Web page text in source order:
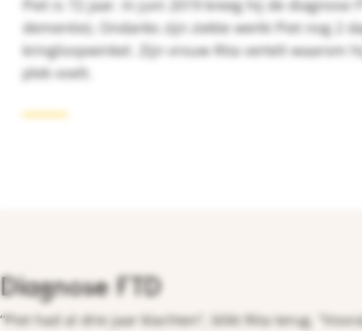
Piet is 72 jaar. In juni 2019 kreeg hij de diagnose
dementie). Ondanks zijn ziekte werkt Piet nog 2
kringloopwinkel. Zijn vrouw Rita vertelt waarom
plek voelt.
Diagnose FTD
“Piet had al drie jaar klachten”, blikt Rita terug.